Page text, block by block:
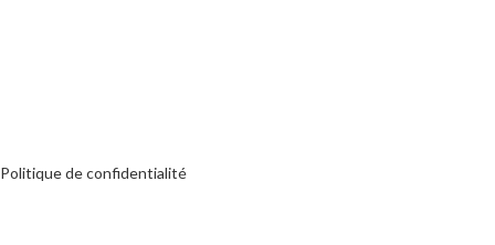
Politique de confidentialité